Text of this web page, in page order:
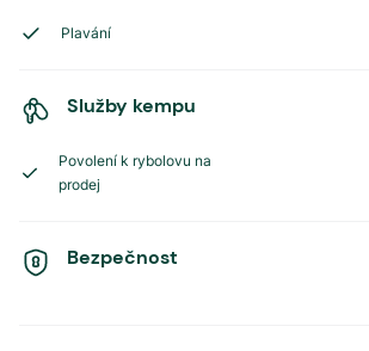
Plavání
Služby kempu
Povolení k rybolovu na
prodej
Bezpečnost